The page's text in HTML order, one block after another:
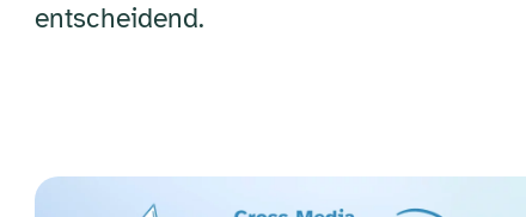
entscheidend.